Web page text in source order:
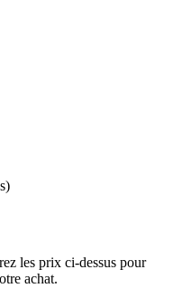
les prix ci-dessus pour
achat.